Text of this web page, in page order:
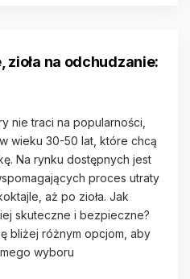
na odchudzanie:
nie traci na popularności,
wieku 30-50 lat, które chcą
Na rynku dostępnych jest
proces utraty
aż po zioła. Jak
skuteczne i bezpieczne?
bliżej różnym opcjom, aby
wyboru